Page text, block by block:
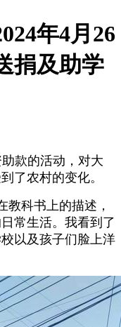
年4月26
捐及助学
款的活动，对大
了农村的变化。
教科书上的描述，
常生活。我看到了
以及孩子们脸上洋